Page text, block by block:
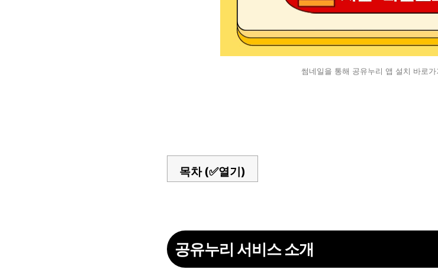
썸네일을 통해 공유누리 앱 설치 바로
목차 (✅열기)
공유누리 서비스 소개